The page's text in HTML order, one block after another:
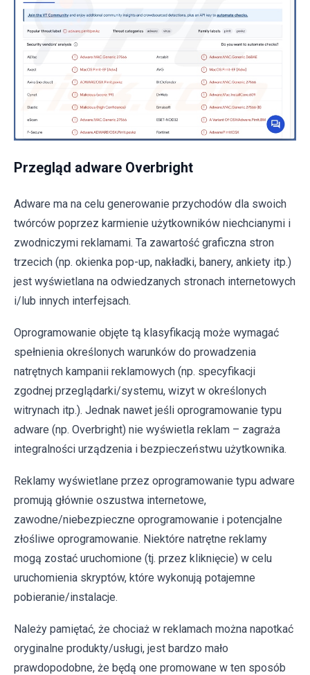
Przegląd adware Overbright
Adware ma na celu generowanie przychodów dla swoich
twórców poprzez karmienie użytkowników niechcianymi i
zwodniczymi reklamami. Ta zawartość graficzna stron
trzecich (np. okienka pop-up, nakładki, banery, ankiety itp.)
jest wyświetlana na odwiedzanych stronach internetowych
i/lub innych interfejsach.
Oprogramowanie objęte tą klasyfikacją może wymagać
spełnienia określonych warunków do prowadzenia
natrętnych kampanii reklamowych (np. specyfikacji
zgodnej przeglądarki/systemu, wizyt w określonych
witrynach itp.). Jednak nawet jeśli oprogramowanie typu
adware (np. Overbright) nie wyświetla reklam – zagraża
integralności urządzenia i bezpieczeństwu użytkownika.
Reklamy wyświetlane przez oprogramowanie typu adware
promują głównie oszustwa internetowe,
zawodne/niebezpieczne oprogramowanie i potencjalne
złośliwe oprogramowanie. Niektóre natrętne reklamy
mogą zostać uruchomione (tj. przez kliknięcie) w celu
uruchomienia skryptów, które wykonują potajemne
pobieranie/instalacje.
Należy pamiętać, że chociaż w reklamach można napotkać
oryginalne produkty/usługi, jest bardzo mało
prawdopodobne, że będą one promowane w ten sposób